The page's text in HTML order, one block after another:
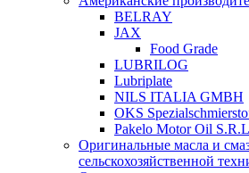
BELRAY
JAX
Food Grade
LUBRILOG
Lubriplate
NILS ITALIA GMBH
OKS
Pakelo Motor Oil
Оригинальные масла и
сельскохозяйственной